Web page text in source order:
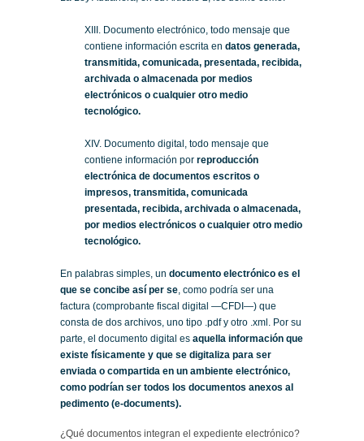
XIII. Documento electrónico, todo mensaje que
contiene información escrita en datos generada,
transmitida, comunicada, presentada, recibida,
archivada o almacenada por medios
electrónicos o cualquier otro medio
tecnológico.
XIV. Documento digital, todo mensaje que
contiene información por reproducción
electrónica de documentos escritos o
impresos, transmitida, comunicada
presentada, recibida, archivada o almacenada,
por medios electrónicos o cualquier otro medio
tecnológico.
En palabras simples, un documento electrónico es el
que se concibe así per se, como podría ser una
factura (comprobante fiscal digital —CFDI—) que
consta de dos archivos, uno tipo .pdf y otro .xml. Por su
parte, el documento digital es aquella información que
existe físicamente y que se digitaliza para ser
enviada o compartida en un ambiente electrónico,
como podrían ser todos los documentos anexos al
pedimento (e-documents).
¿Qué documentos integran el expediente electrónico?